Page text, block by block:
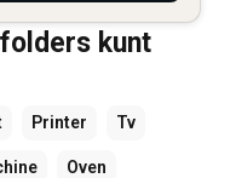
kunt
Printer Tv
Oven